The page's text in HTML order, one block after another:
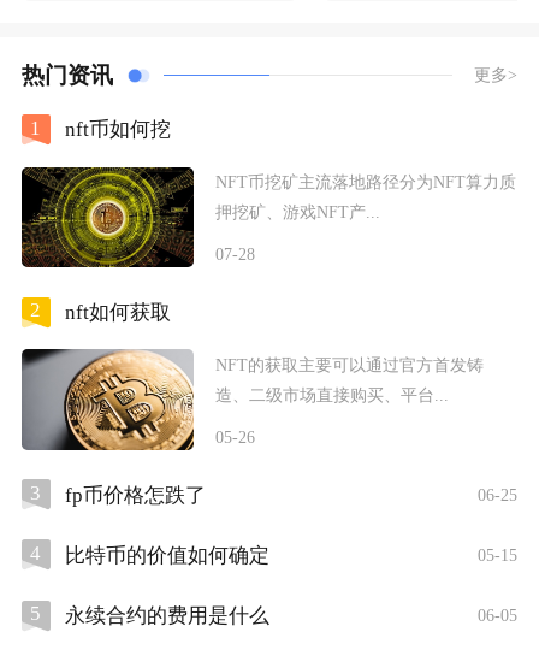
热门资讯 更多>
1 nft币如何挖
NFT币挖矿主流落地路径分为NFT算力质
押挖矿、游戏NFT产...
07-28
2 nft如何获取
NFT的获取主要可以通过官方首发铸
造、二级市场直接购买、平台...
05-26
3 fp币价格怎跌了 06-25
4 比特币的价值如何确定 05-15
5 永续合约的费用是什么 06-05